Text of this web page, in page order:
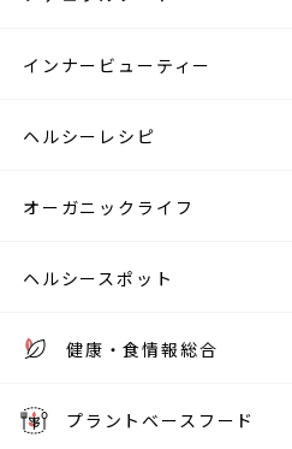
インナービューティー
ヘルシーレシピ
オーガニックライフ
ヘルシースポット
健康・食情報総合
プラントベースフード